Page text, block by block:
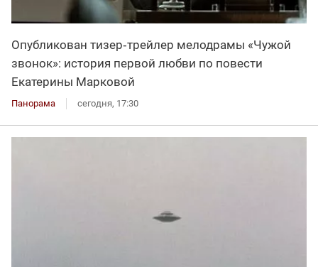
Опубликован тизер‑трейлер мелодрамы «Чужой
звонок»: история первой любви по повести
Екатерины Марковой
Панорама сегодня, 17:30